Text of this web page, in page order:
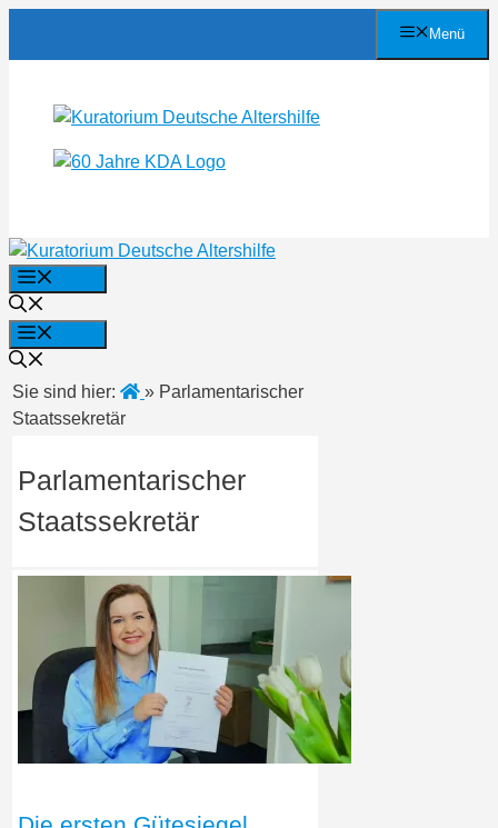
Menü
Sie sind hier: » Parlamentarischer
Staatssekretär
Parlamentarischer
Staatssekretär